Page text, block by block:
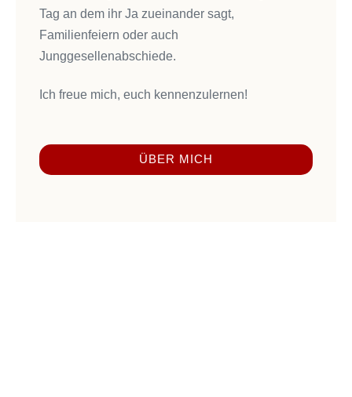
Tag an dem ihr Ja zueinander sagt,
Familienfeiern oder auch
Junggesellenabschiede.
Ich freue mich, euch kennenzulernen!
ÜBER MICH